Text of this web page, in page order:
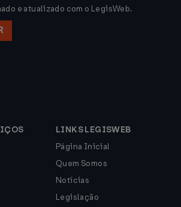
e atualizado com o LegisWeb.
LINKS LEGISWEB
Página Inicial
Quem Somos
Notícias
Legislação